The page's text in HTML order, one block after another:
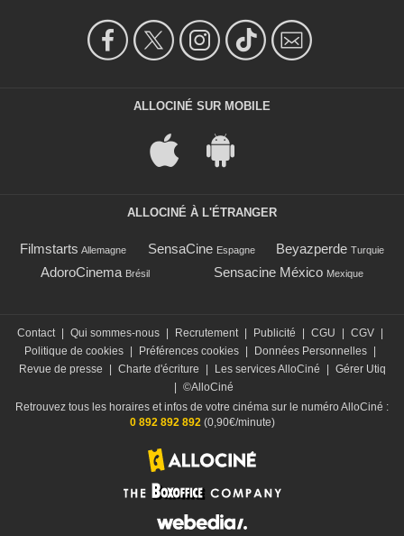
ALLOCINÉ SUR MOBILE
ALLOCINÉ À L'ÉTRANGER
Filmstarts Allemagne SensaCine Espagne Beyazperde Turquie
AdoroCinema Brésil Sensacine México Mexique
Contact | Qui sommes-nous | Recrutement | Publicité | CGU | CGV |
Politique de cookies | Préférences cookies | Données Personnelles |
Revue de presse
| Charte d'écriture | Les services AlloCiné | Gérer Utiq
| ©AlloCiné
Retrouvez tous les horaires et infos de votre cinéma sur le numéro AlloCiné :
0 892 892 892 (0,90€/minute)